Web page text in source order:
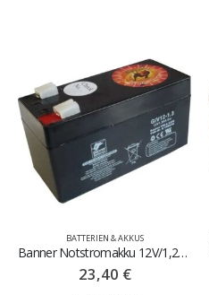
BATTERIEN & AKKUS
Banner Notstromakku 12V/1,2Ah
23,40 €